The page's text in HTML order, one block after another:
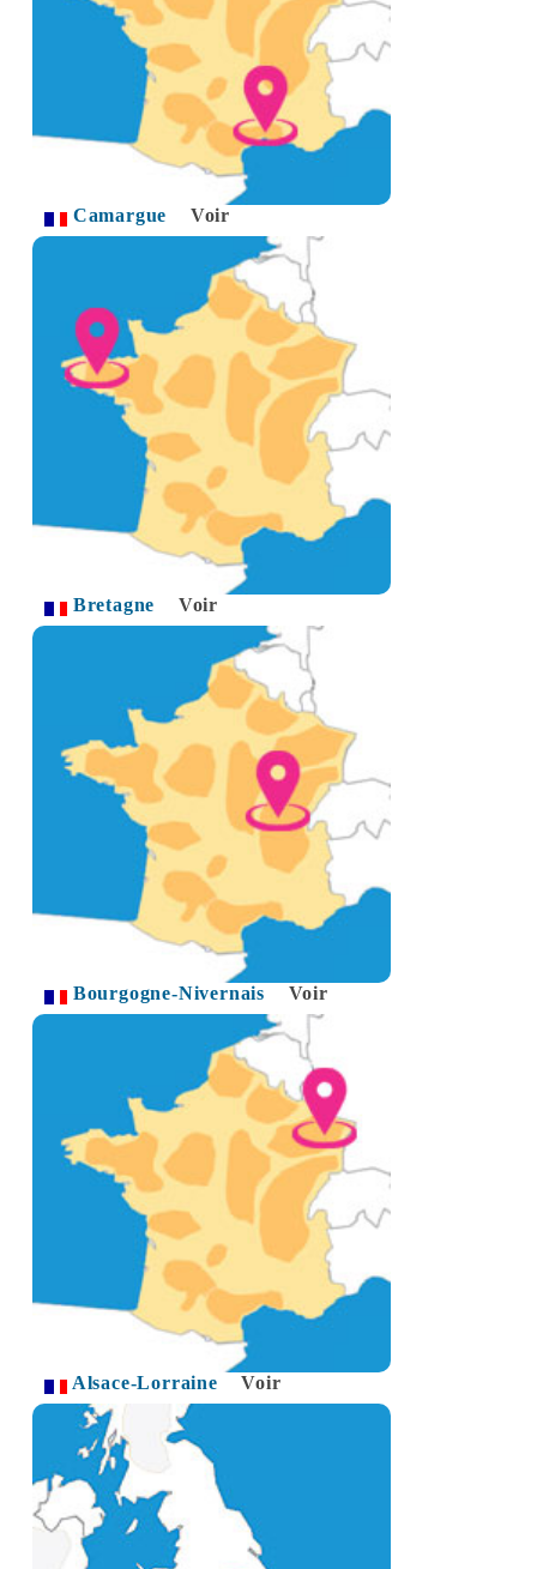
Camargue Voir
Bretagne Voir
Bourgogne-Nivernais Voir
Alsace-Lorraine Voir